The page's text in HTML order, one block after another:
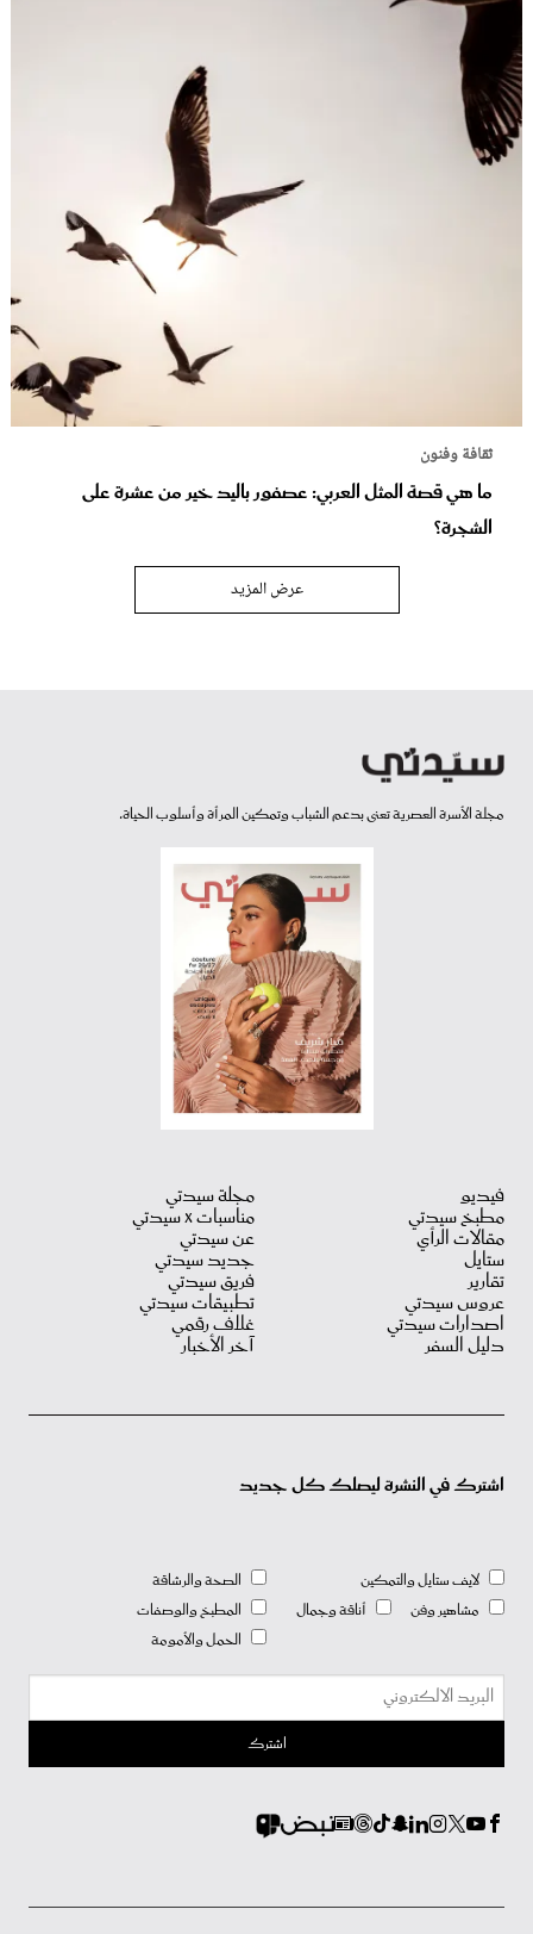
ثقافة وفنون
ما هي قصة المثل العربي: عصفور باليد خير من عشرة على
الشجرة؟
عرض المزيد
مجلة الأسرة العصرية تعنى بدعم الشباب وتمكين المرأة وأسلوب الحياة.
فيديو
مطبخ سيدتي
مقالات الرأي
ستايل
تقارير
عروس سيدتي
اصدارات سيدتي
دليل السفر
مجلة سيدتي
مناسبات X سيدتي
عن سيدتي
جديد سيدتي
فريق سيدتي
تطبيقات سيدتي
غلاف رقمي
آخر الأخبار
اشترك في النشرة ليصلك كل جديد
لايف ستايل والتمكين
مشاهير وفن
أناقة وجمال
الصحة والرشاقة
المطبخ والوصفات
الحمل والأمومة